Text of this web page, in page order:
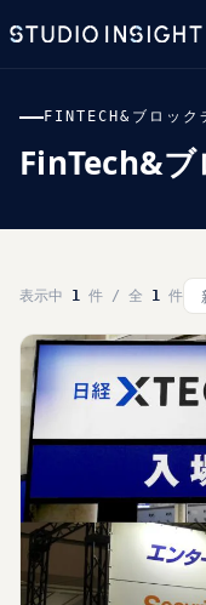
FINTECH&ブロック
FinTech&
表示中 1 件 / 全 1 件